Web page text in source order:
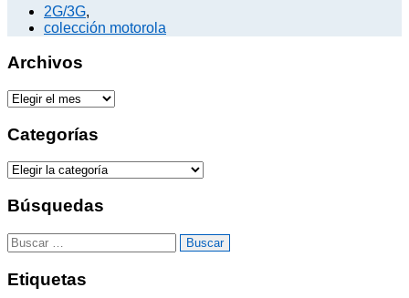
2G/3G,
colección motorola
Archivos
A
c
i
v
s
Categorías
C
t
g
o
í
Búsquedas
B
u
s
c
Etiquetas